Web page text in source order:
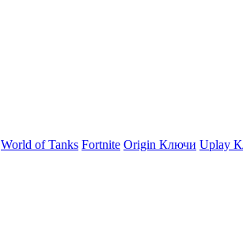
World of Tanks Fortnite Origin Ключи Uplay